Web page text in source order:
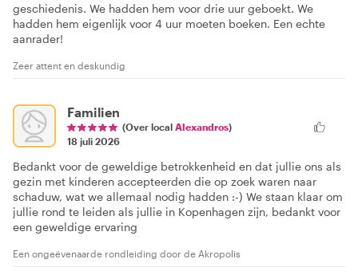
geschiedenis. We hadden hem voor drie uur geboekt. We
hadden hem eigenlijk voor 4 uur moeten boeken. Een echte
aanrader!
Zeer attent en deskundig
Familien
(Over local Alexandros)
18 juli 2026
Bedankt voor de geweldige betrokkenheid en dat jullie ons als
gezin met kinderen accepteerden die op zoek waren naar
schaduw, wat we allemaal nodig hadden :-) We staan klaar om
jullie rond te leiden als jullie in Kopenhagen zijn, bedankt voor
een geweldige ervaring
Een ongeëvenaarde rondleiding door de Akropolis